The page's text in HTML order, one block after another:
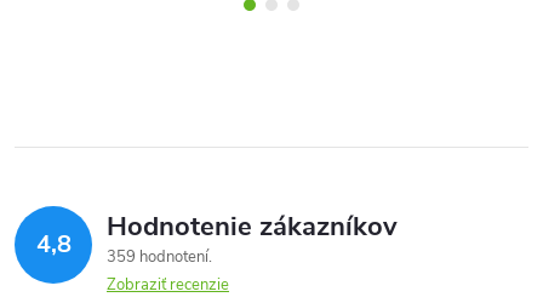
4,8 Hodnotenie zákazníkov
359 hodnotení
Zobraziť recenzie